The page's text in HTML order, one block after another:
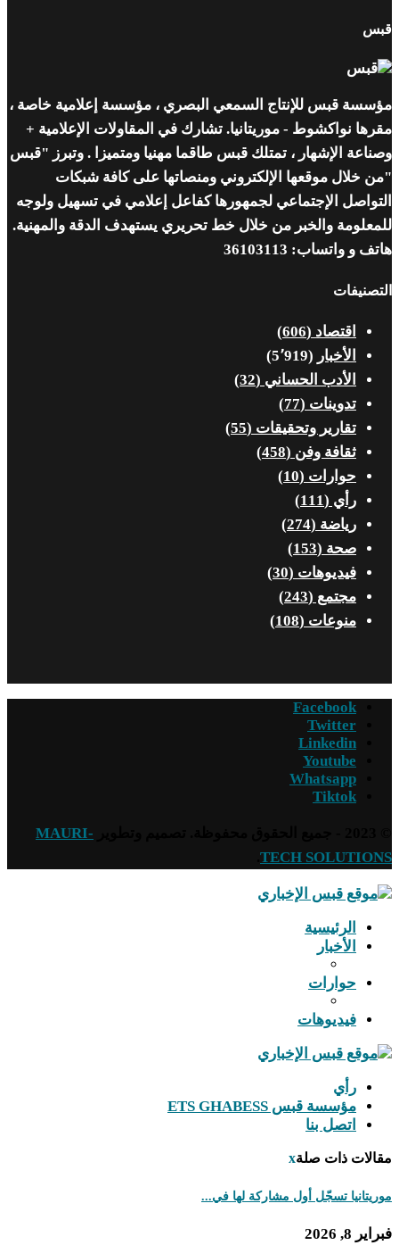
قبس
مؤسسة قبس للإنتاج السمعي البصري ، مؤسسة إعلامية خاصة ،
مقرها نواكشوط - موريتانيا. تشارك في المقاولات الإعلامية +
وصناعة الإشهار ، تمتلك قبس طاقما مهنيا ومتميزا . وتبرز "قبس
"من خلال موقعها الإلكتروني ومنصاتها على كافة شبكات
التواصل الإجتماعي لجمهورها كفاعل إعلامي في تسهيل ولوجه
للمعلومة والخبر من خلال خط تحريري يستهدف الدقة والمهنية.
هاتف و واتساب: 36103113
التصنيفات
اقتصاد (606)
الأخبار (5٬919)
الأدب الحساني (32)
تدوينات (77)
تقارير وتحقيقات (55)
ثقافة وفن (458)
حوارات (10)
رأي (111)
رياضة (274)
صحة (153)
فيديوهات (30)
مجتمع (243)
منوعات (108)
Facebook
Twitter
Linkedin
Youtube
Whatsapp
Tiktok
MAURI-
TECH SOLUTIONS
الرئيسية
الأخبار
حوارات
فيديوهات
رأي
مؤسسة قبس ETS GHABESS
اتصل بنا
مقالات ذات صلةx
موريتانيا تسجّل أول مشاركة لها في...
فبراير 8, 2026